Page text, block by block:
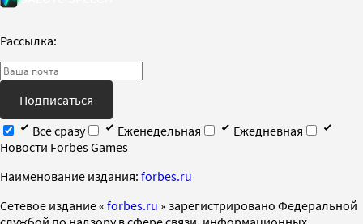
Рассылка:
Подписаться
Все сразу
Еженедельная
Ежедневная
Новости Forbes Games
Наименование издания: forbes.ru
Cетевое издание « forbes.ru » зарегистрировано Федеральной